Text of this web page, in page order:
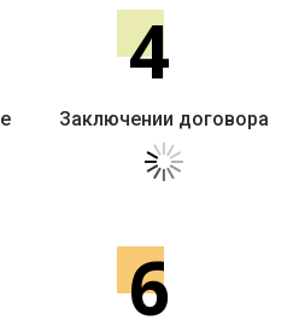
4
Заключении договора
6